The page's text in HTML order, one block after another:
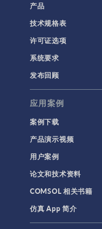
产品
技术规格表
许可证选项
系统要求
发布回顾
应用案例
案例下载
产品演示视频
用户案例
论文和技术资料
COMSOL 相关书籍
仿真 App 简介